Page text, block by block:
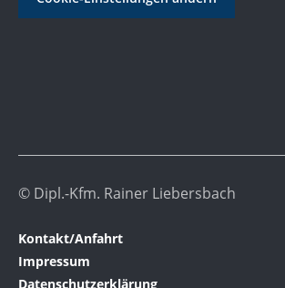
© Dipl.-Kfm. Rainer Liebersbach
Kontakt/Anfahrt
Impressum
Datenschutzerklärung